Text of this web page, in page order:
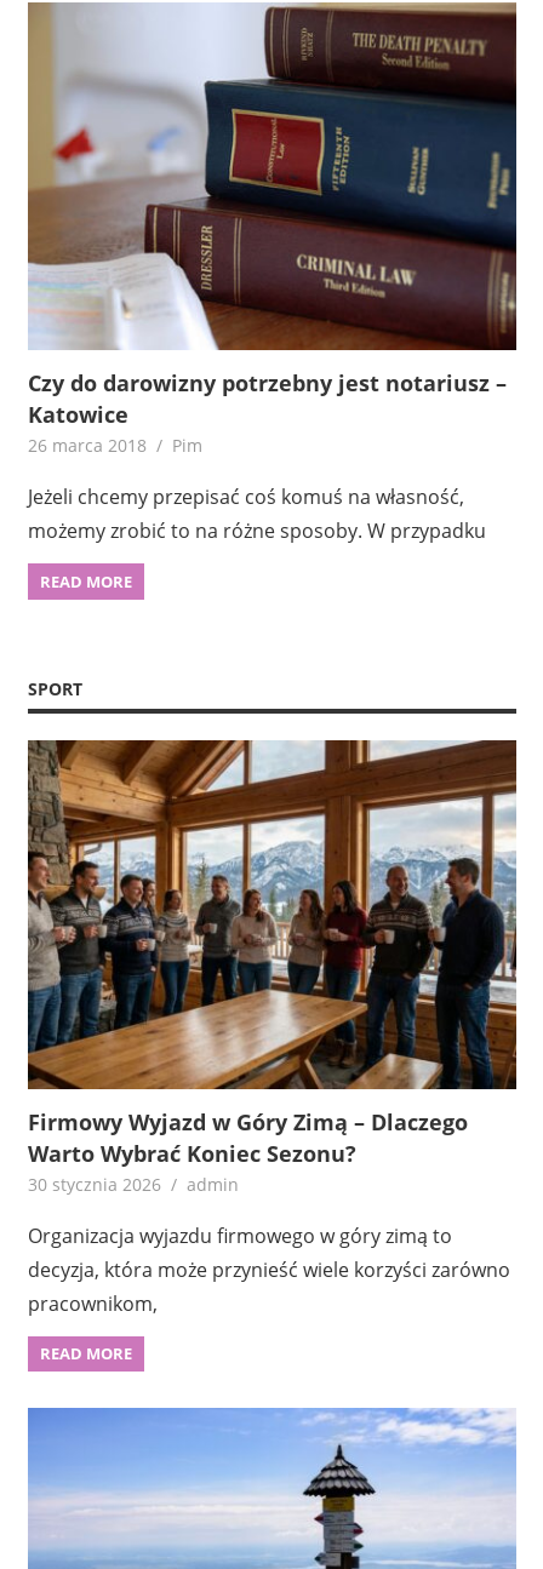
Czy do darowizny potrzebny jest notariusz –
Katowice
26 marca 2018 Pim
Jeżeli chcemy przepisać coś komuś na własność,
możemy zrobić to na różne sposoby. W przypadku
READ MORE
SPORT
Firmowy Wyjazd w Góry Zimą – Dlaczego
Warto Wybrać Koniec Sezonu?
30 stycznia 2026 admin
Organizacja wyjazdu firmowego w góry zimą to
decyzja, która może przynieść wiele korzyści zarówno
pracownikom,
READ MORE